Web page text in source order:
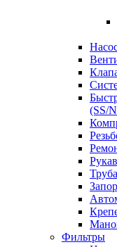
(SS/
Фильтры